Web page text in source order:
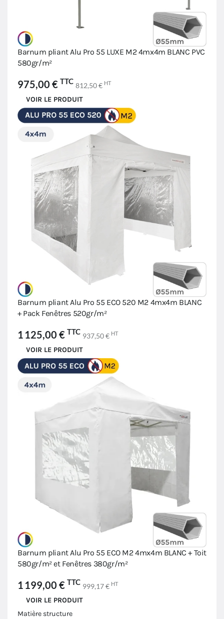
Barnum pliant Alu Pro 55 LUXE M2 4mx4m BLANC PVC
580gr/m²
975,00 € TTC 812,50 € HT
VOIR LE PRODUIT
Barnum pliant Alu Pro 55 ECO 520 M2 4mx4m BLANC
+ Pack Fenêtres 520gr/m²
1 125,00 € TTC 937,50 € HT
VOIR LE PRODUIT
Barnum pliant Alu Pro 55 ECO M2 4mx4m BLANC + Toit
580gr/m² et Fenêtres 380gr/m²
1 199,00 € TTC 999,17 € HT
VOIR LE PRODUIT
Matière structure